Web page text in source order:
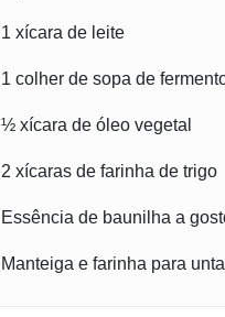
1 xícara de leite
1 colher de sopa de
½ xícara de óleo vegetal
2 xícaras de farinha de trigo
Essência de baunilha a
Manteiga e farinha para